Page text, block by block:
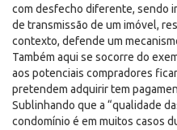
com desfecho diferente, sendo
de transmissão de um imóvel,
contexto, defende um
Também aqui se socorre do
aos potenciais compradores
pretendem adquirir tem
Sublinhando que a “qualidade
condomínio é em muitos casos